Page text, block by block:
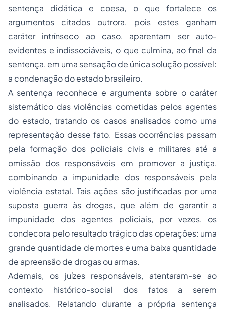
sentença didática e coesa, o que fortalece os
argumentos citados outrora, pois estes ganham
caráter intrínseco ao caso, aparentam ser auto-
evidentes e indissociáveis, o que culmina, ao final da
sentença, em uma sensação de única solução possível:
a condenação do estado brasileiro.
A sentença reconhece e argumenta sobre o caráter
sistemático das violências cometidas pelos agentes
do estado, tratando os casos analisados como uma
representação desse fato. Essas ocorrências passam
pela formação dos policiais civis e militares até a
omissão dos responsáveis em promover a justiça,
combinando a impunidade dos responsáveis pela
violência estatal. Tais ações são justificadas por uma
suposta guerra às drogas, que além de garantir a
impunidade dos agentes policiais, por vezes, os
condecora pelo resultado trágico das operações: uma
grande quantidade de mortes e uma baixa quantidade
de apreensão de drogas ou armas.
Ademais, os juízes responsáveis, atentaram-se ao
contexto histórico-social dos fatos a serem
analisados. Relatando durante a própria sentença